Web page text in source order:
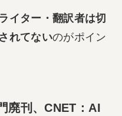
ライター・翻訳者は切
れてないのがポイン
廃刊、CNET：AI